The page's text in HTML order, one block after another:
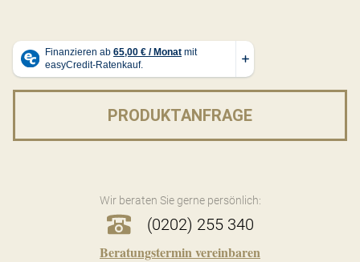
PRODUKTANFRAGE
Wir beraten Sie gerne persönlich:
(0202) 255 340
Beratungstermin vereinbaren